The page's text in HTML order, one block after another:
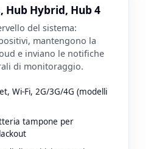
Hub Hybrid, Hub 4
del sistema:
mantengono la
e inviano le notifiche
di monitoraggio.
Wi-Fi, 2G/3G/4G (modelli
tampone per